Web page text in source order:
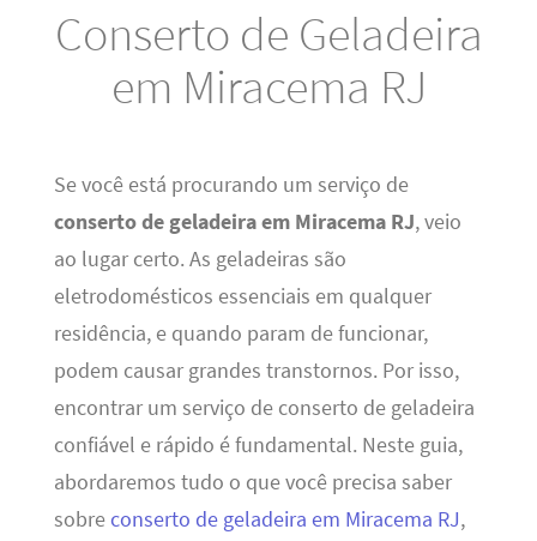
Conserto de Geladeira
em Miracema RJ
Se você está procurando um serviço de
conserto de geladeira em Miracema RJ, veio
ao lugar certo. As geladeiras são
eletrodomésticos essenciais em qualquer
residência, e quando param de funcionar,
podem causar grandes transtornos. Por isso,
encontrar um serviço de conserto de geladeira
confiável e rápido é fundamental. Neste guia,
abordaremos tudo o que você precisa saber
sobreconserto de geladeira em Miracema RJ,